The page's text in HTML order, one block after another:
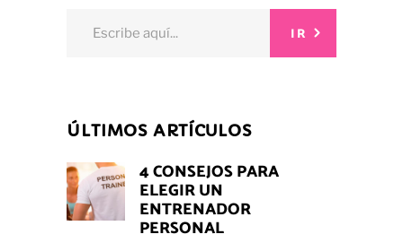
IR
ÚLTIMOS ARTÍCULOS
4 CONSEJOS PARA
ELEGIR UN
ENTRENADOR
PERSONAL